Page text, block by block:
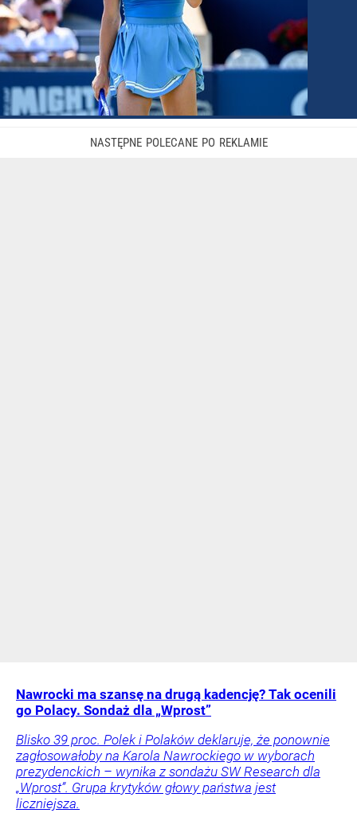
Nawrocki ma szansę na drugą kadencję? Tak ocenili
go Polacy. Sondaż dla „Wprost”
Blisko 39 proc. Polek i Polaków deklaruje, że ponownie
zagłosowałoby na Karola Nawrockiego w wyborach
prezydenckich – wynika z sondażu SW Research dla
„Wprost”. Grupa krytyków głowy państwa jest
liczniejsza.